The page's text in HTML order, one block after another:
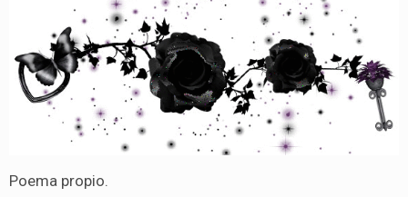
Poema propio.